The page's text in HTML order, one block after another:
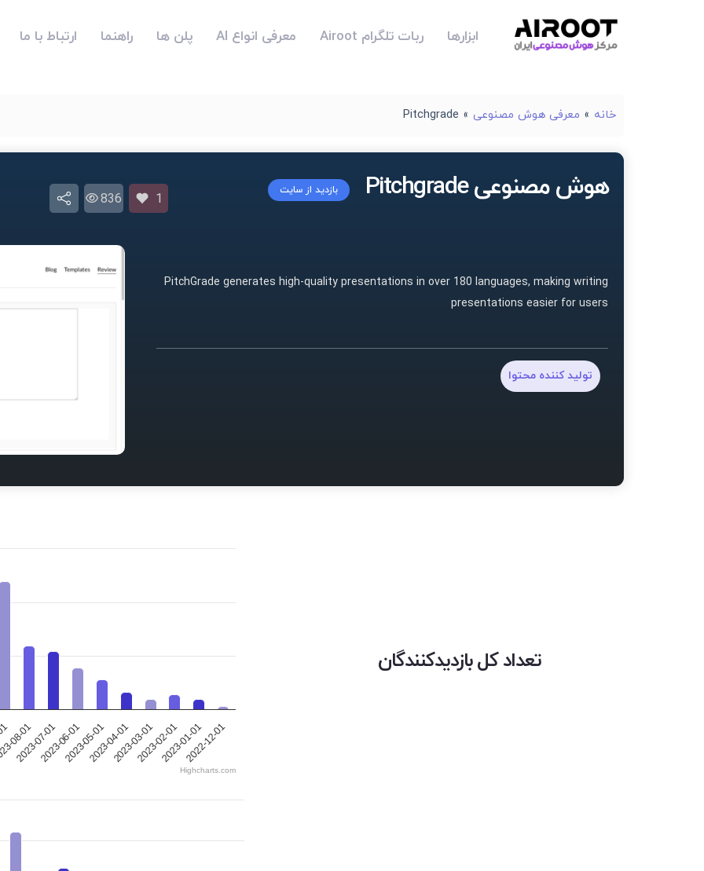
ابزارها ربات تلگرام Airoot معرفی انواع AI پلن ها راهنما ارتباط با ما
خانه » معرفی هوش مصنوعی »
Pitchgrade
هوش مصنوعی Pitchgrade بازدید از سایت
1
836
PitchGrade generates high-quality presentations in over 180 languages, making writing
presentations easier for users
تولید کننده محتوا
تعداد کل بازدیدکنندگان
08-01
2023-07-012023-06-012023-05-012023-04-012023-03-012023-02-012023-01-012022-12-01
Highcharts.com